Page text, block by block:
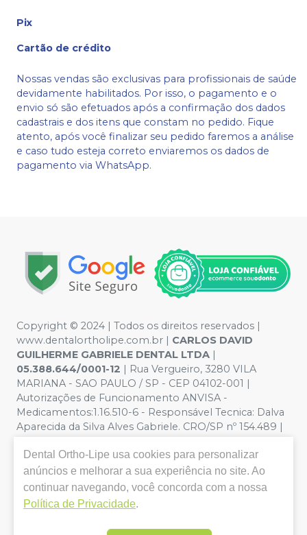
Pix
Cartão de crédito
Nossas vendas são exclusivas para profissionais de saúde
devidamente habilitados. Por isso, o pagamento e o
envio só são efetuados após a confirmação dos dados
cadastrais e dos itens que constam no pedido. Fique
atento, após você finalizar seu pedido faremos a análise
e caso tudo esteja correto enviaremos os dados de
pagamento via WhatsApp.
Copyright © 2024 | Todos os direitos reservados |
www.dentalortholipe.com.br | CARLOS DAVID
GUILHERME GABRIELE DENTAL LTDA |
05.388.644/0001-12 | Rua Vergueiro, 3280 VILA
MARIANA - SAO PAULO / SP - CEP 04102-001 |
Autorizações de Funcionamento ANVISA -
Medicamentos:1.16.510-6 - Responsável Tecnica: Dalva
Aparecida da Silva Alves Gabriele. CRO/SP nº 154.489 |
ilustrativas - Os preços e condições da loja virtual estão
sujeitos a alterações. Em caso de divergência de preços
no site, o valor válido é o do Carrinho de Compra. Não
vendemos por atacado, por isso nos reservamos o
direito de não atender compras de grandes volumes
Dental Ortho-Lipe usa cookies para personalizar
anúncios e melhorar a sua experiência no site. Ao
continuar navegando, você concorda com a nossa
Política de Privacidade.